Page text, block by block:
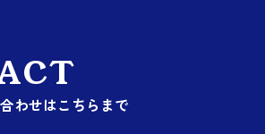
わせはこちらまで